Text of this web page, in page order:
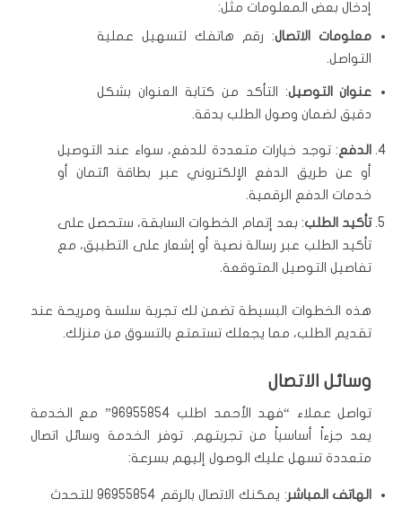
إدخال بعض المعلومات مثل:
معلومات الاتصال: رقم هاتفك لتسهيل عملية
التواصل.
عنوان التوصيل: التأكد من كتابة العنوان بشكل
دقيق لضمان وصول الطلب بدقة.
الدفع: توجد خيارات متعددة للدفع، سواء عند التوصيل
أو عن طريق الدفع الإلكتروني عبر بطاقة ائتمان أو
خدمات الدفع الرقمية.
تأكيد الطلب: بعد إتمام الخطوات السابقة، ستحصل على
تأكيد الطلب عبر رسالة نصية أو إشعار على التطبيق، مع
تفاصيل التوصيل المتوقعة.
هذه الخطوات البسيطة تضمن لك تجربة سلسة ومريحة عند
تقديم الطلب، مما يجعلك تستمتع بالتسوق من منزلك.
وسائل الاتصال
تواصل عملاء “فهد الأحمد اطلب 96955854” مع الخدمة
يعد جزءاً أساسياً من تجربتهم. توفر الخدمة وسائل اتصال
متعددة تسهل عليك الوصول إليهم بسرعة:
الهاتف المباشر
: يمكنك الاتصال بالرقم 96955854 للتحدث